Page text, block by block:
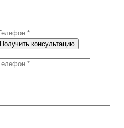
Получить консультацию